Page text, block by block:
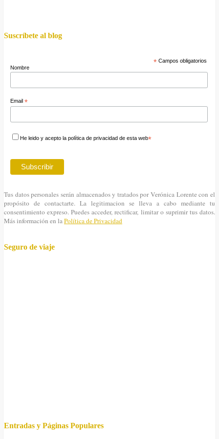
Suscríbete al blog
* Campos obligatorios
Nombre
Email *
He leido y acepto la política de privacidad de esta web*
Tus datos personales serán almacenados y tratados por Verónica Lorente con el
propósito de contactarte. La legitimacion se lleva a cabo mediante tu
consentimiento expreso. Puedes acceder, rectificar, limitar o suprimir tus datos.
Más información en laPolítica de Privacidad
Seguro de viaje
Entradas y Páginas Populares